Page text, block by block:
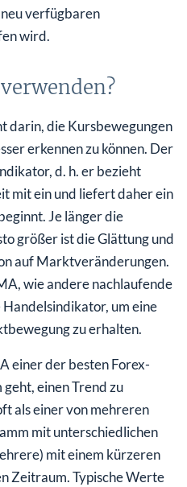
verfügbaren
wird.
darin, die Kursbewegungen
erkennen zu können. Der
d. h. er bezieht
mit ein und liefert daher ein
Je länger die
größer ist die Glättung und
auf Marktveränderungen.
wie andere nachlaufende
um eine
zu erhalten.
einer der besten Forex-
einen Trend zu
als einer von mehreren
mit unterschiedlichen
mit einem kürzeren
Zeitraum. Typische Werte